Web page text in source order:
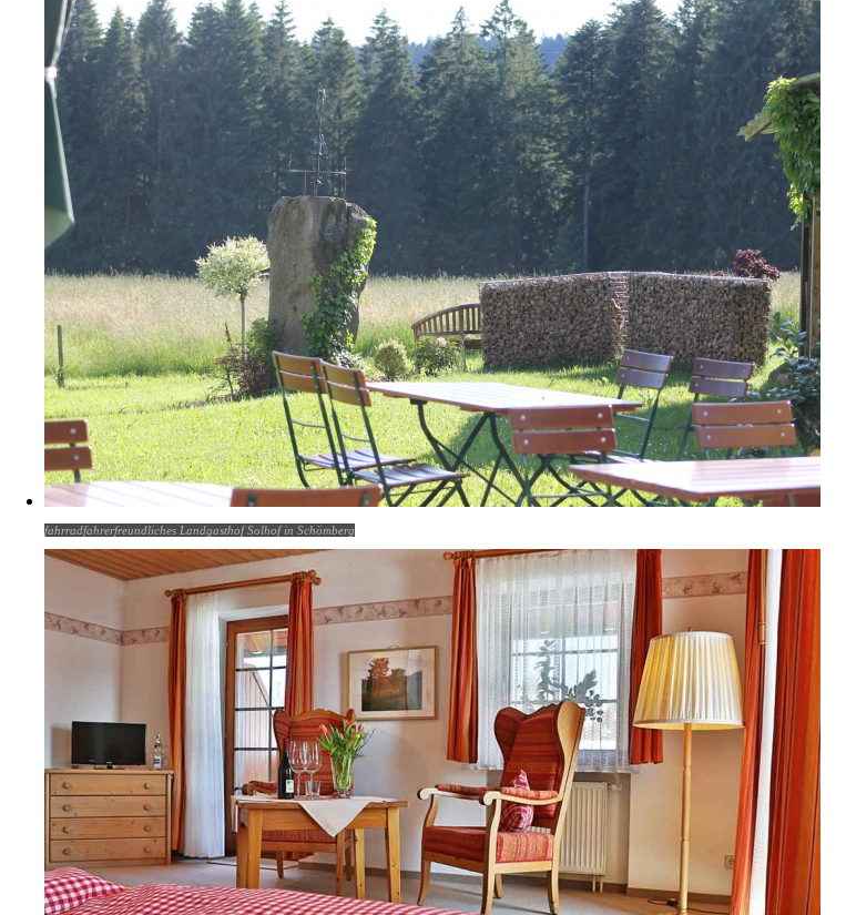
fahrradfahrerfreundliches Landgasthof Solhof in Schömberg